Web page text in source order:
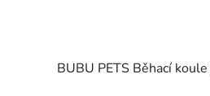
BUBU PETS Běhací